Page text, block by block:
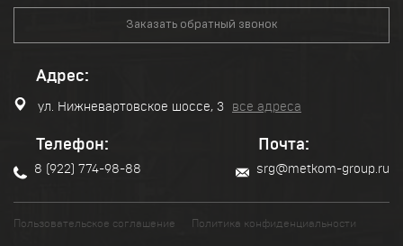
Заказать обратный звонок
Адрес:
ул. Нижневартовское шоссе, 3 все адреса
Телефон:
8 (922) 774-98-88
Почта:
srg@metkom-group.ru
Пользовательское соглашение Политика конфиденциальности